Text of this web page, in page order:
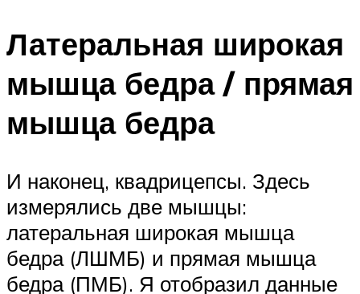
Латеральная широкая
мышца бедра / прямая
мышца бедра
И наконец, квадрицепсы. Здесь
измерялись две мышцы:
латеральная широкая мышца
бедра (ЛШМБ) и прямая мышца
бедра (ПМБ). Я отобразил данные